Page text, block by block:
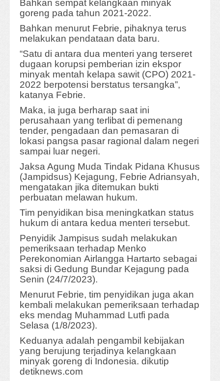
Bahkan sempat kelangkaan minyak
goreng pada tahun 2021-2022.
Bahkan menurut Febrie, pihaknya terus
melakukan pendataan data baru.
“Satu di antara dua menteri yang terseret
dugaan korupsi pemberian izin ekspor
minyak mentah kelapa sawit (CPO) 2021-
2022 berpotensi berstatus tersangka”,
katanya Febrie.
Maka, ia juga berharap saat ini
perusahaan yang terlibat di pemenang
tender, pengadaan dan pemasaran di
lokasi pangsa pasar ragional dalam negeri
sampai luar negeri.
Jaksa Agung Muda Tindak Pidana Khusus
(Jampidsus) Kejagung, Febrie Adriansyah,
mengatakan jika ditemukan bukti
perbuatan melawan hukum.
Tim penyidikan bisa meningkatkan status
hukum di antara kedua menteri tersebut.
Penyidik Jampisus sudah melakukan
pemeriksaan terhadap Menko
Perekonomian Airlangga Hartarto sebagai
saksi di Gedung Bundar Kejagung pada
Senin (24/7/2023).
Menurut Febrie, tim penyidikan juga akan
kembali melakukan pemeriksaan terhadap
eks mendag Muhammad Lutfi pada
Selasa (1/8/2023).
Keduanya adalah pengambil kebijakan
yang berujung terjadinya kelangkaan
minyak goreng di Indonesia. dikutip
detiknews.com